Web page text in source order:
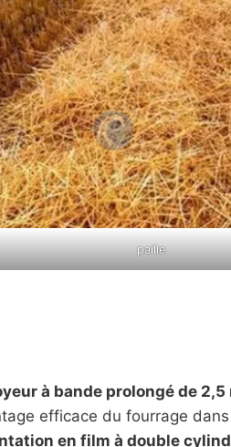
paille
à bande prolongé de 2,5
efficace du fourrage
en film à double